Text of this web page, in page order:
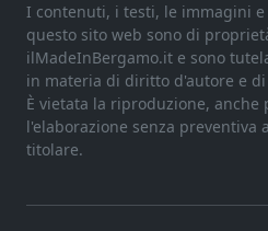
I contenuti, i testi, le immagini
questo sito web sono di
ilMadeInBergamo.it e sono
in materia di diritto d'autore e
È vietata la riproduzione,
l'elaborazione senza preventiva
titolare.